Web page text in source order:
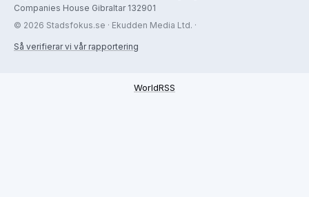
Companies House Gibraltar 132901
© 2026 Stadsfokus.se · Ekudden Media Ltd. ·
Så verifierar vi vår rapportering
WorldRSS